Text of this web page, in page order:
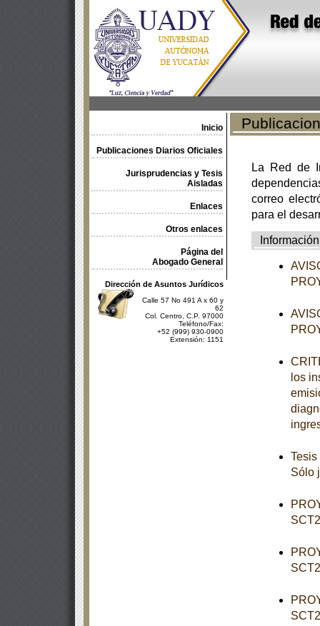
Inicio
Publicaciones Diarios Oficiales
Jurisprudencias y Tesis
Aisladas
Enlaces
Otros enlaces
Página del
Abogado General
Dirección de Asuntos Jurídicos
Calle 57 No 491 A x 60 y
62
Col. Centro, C.P. 97000
Teléfono/Fax:
+52 (999) 930-0900
Extensión: 1151
La Red de
correo
para el
Información
los
Sólo